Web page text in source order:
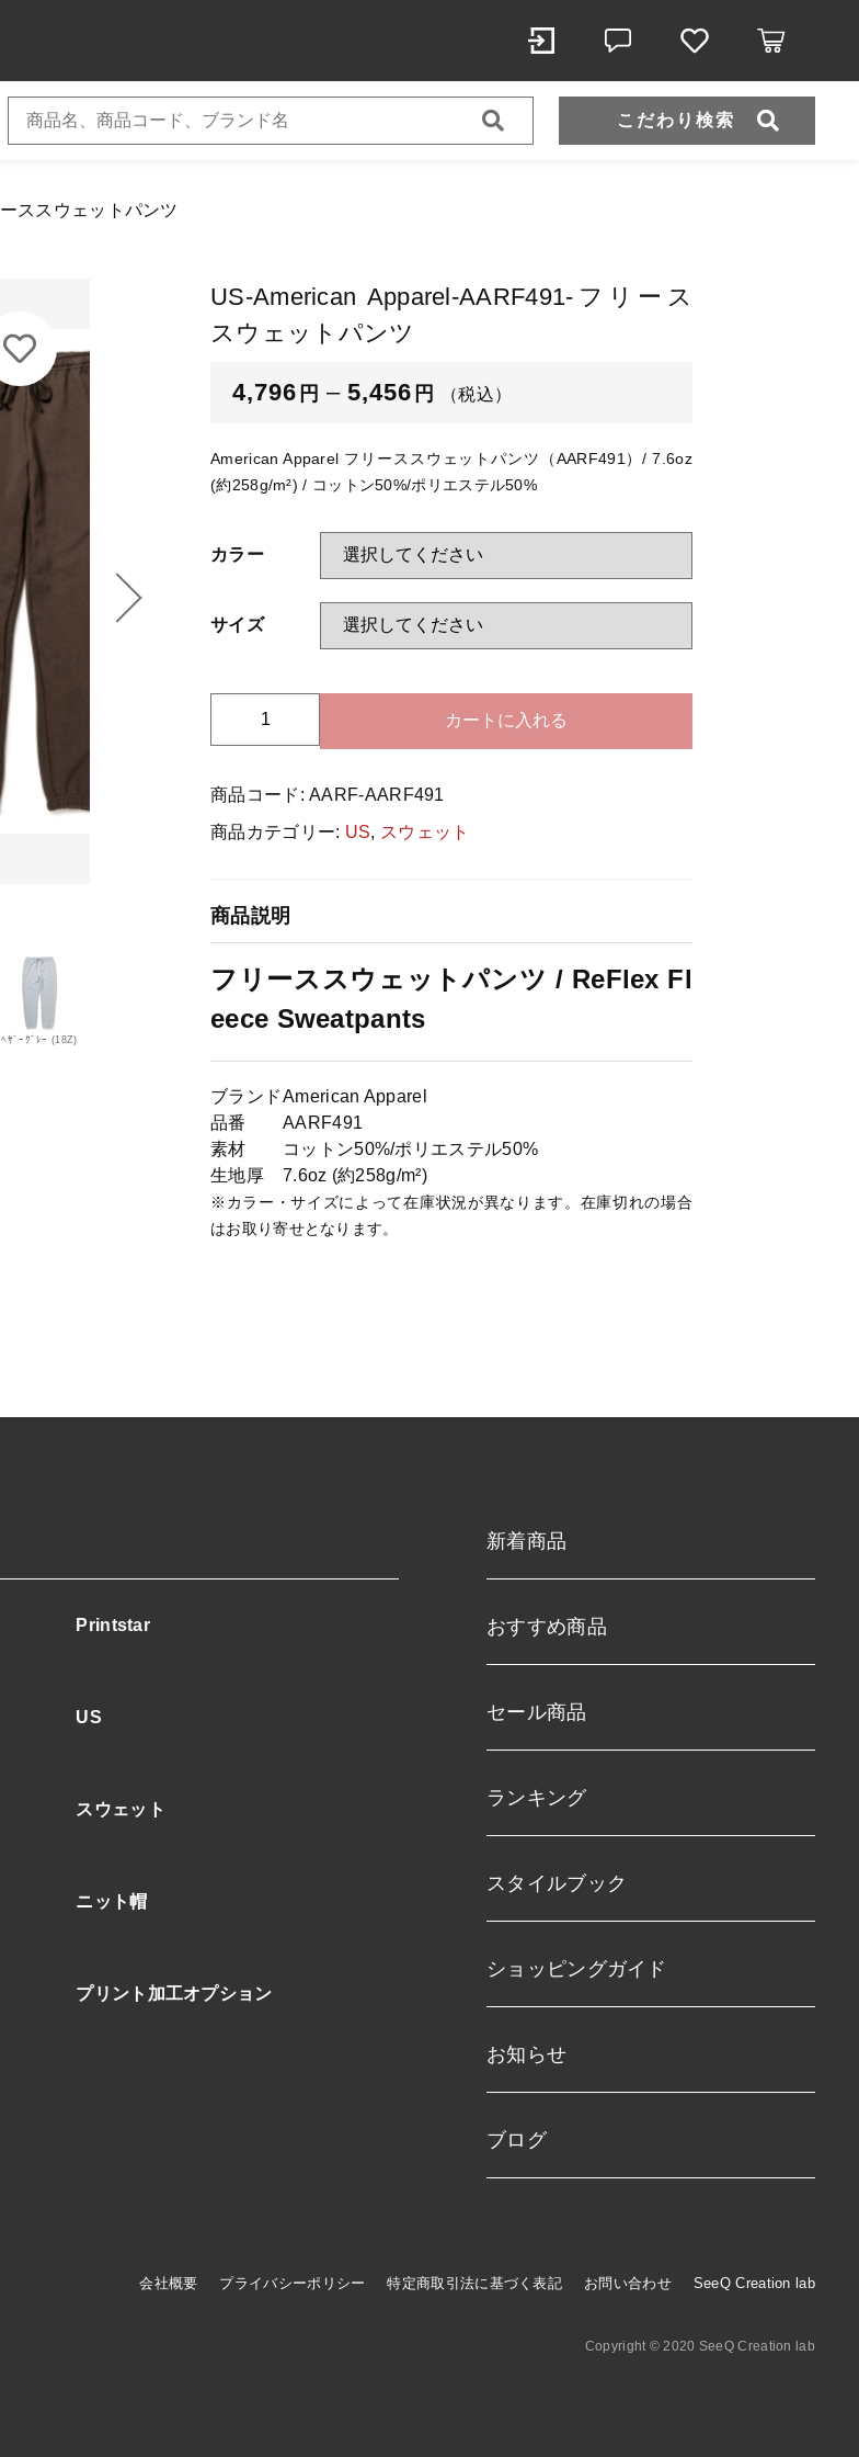
SLOTH US スポーツウェア（ドライ） スウェット
こだわり検索
ススウェットパンツ
ﾍｻﾞｰｸﾞﾚｰ (18Z)
US-American Apparel-AARF491-フリース
スウェットパンツ
4,796 円 – 5,456 円 （税込）
American Apparel フリーススウェットパンツ（AARF491）/ 7.6oz
(約258g/m²) / コットン50%/ポリエステル50%
カラー
サイズ
S
A
m
c
p
p
r
e
l
ェ
カートに入れる
商品コード:AARF-AARF491
商品カテゴリー: US, スウェット
商品説明
フリーススウェットパンツ / ReFlex Fl
eece Sweatpants
ブランドAmerican Apparel
品番
AARF491
素材
コットン50%/ポリエステル50%
生地厚
7.6oz (約258g/m²)
※カラー・サイズによって在庫状況が異なります。在庫切れの場合
はお取り寄せとなります。
AARF491-フリーススウェットパンツ
る カートを確認する
Printstar
US
スウェット
ニット帽
プリント加工オプション
新着商品
おすすめ商品
セール商品
ランキング
スタイルブック
ショッピングガイド
お知らせ
ブログ
会社概要 プライバシーポリシー 特定商取引法に基づく表記 お問い合わせ SeeQ Creation lab
Copyright © 2020 SeeQ Creation lab
子カテゴリ
在庫あり セール